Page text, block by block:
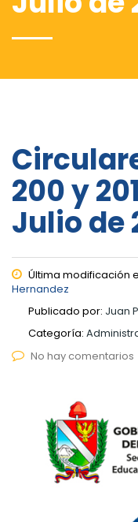
200 y
Julio de
Última modificación
Hernandez
Publicado por: Juan
Categoría:
No hay comentarios